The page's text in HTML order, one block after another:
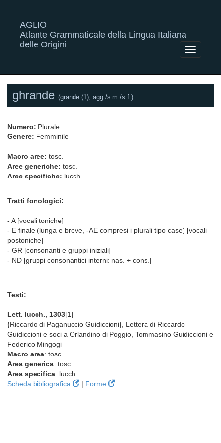
AGLIO
Atlante Grammaticale della Lingua Italiana
delle Origini
Toggle
ghrande (grande (1), agg./s.m./s.f.)
Numero: Plurale
Genere: Femminile
Macro aree: tosc.
Aree generiche: tosc.
Aree specifiche: lucch.
Tratti fonologici:
- A [vocali toniche]
- E finale (lunga e breve, -AE compresi i plurali tipo case) [vocali
postoniche]
- GR [consonanti e gruppi iniziali]
- ND [gruppi consonantici interni: nas. + cons.]
Testi:
Lett. lucch., 1303[1]
{Riccardo di Paganuccio Guidiccioni}, Lettera di Riccardo
Guidiccioni e soci a Orlandino di Poggio, Tommasino Guidiccioni e
Federico Mingogi
Macro area: tosc.
Area generica: tosc.
Area specifica: lucch.
Scheda bibliografica
| Forme